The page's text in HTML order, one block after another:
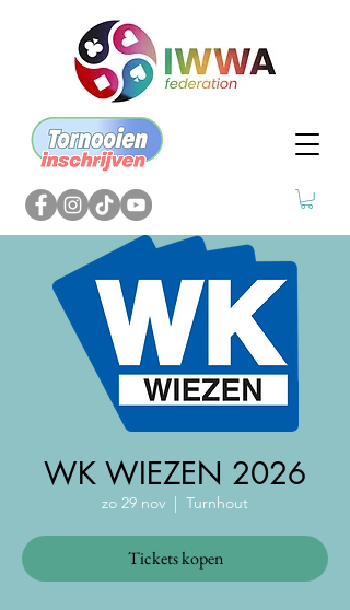
WK WIEZEN 2026
zo 29 nov
  |
Turnhout
Tickets kopen